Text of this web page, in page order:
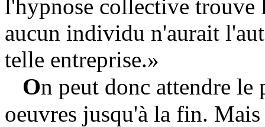
l'hypnose collective
aucun individu n'aurait
telle entreprise.»
On peut donc attendre
oeuvres jusqu'à la fin. Mais